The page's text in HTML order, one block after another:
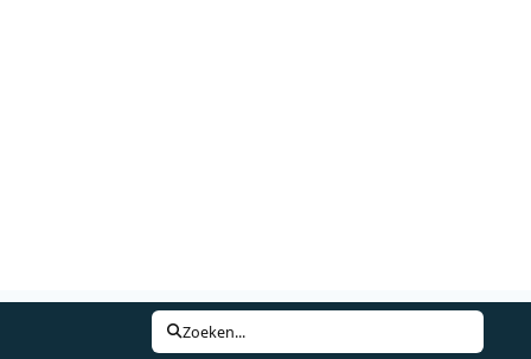
Zoeken...